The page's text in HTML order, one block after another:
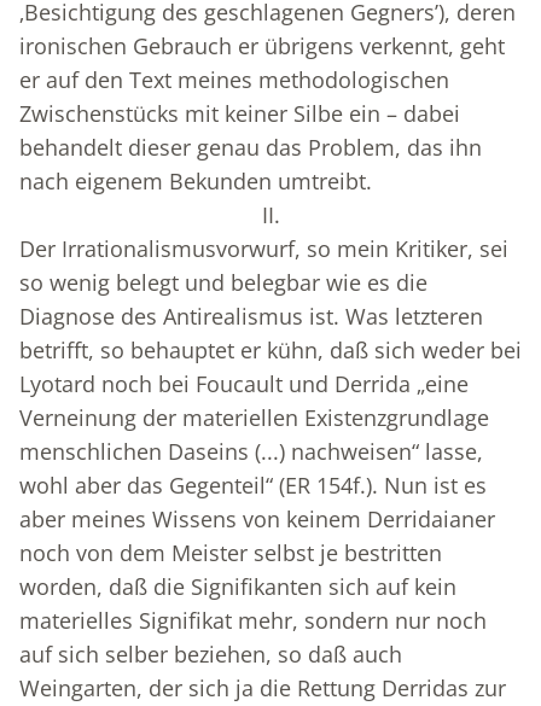
‚Besichtigung des geschlagenen Gegners’), deren
ironischen Gebrauch er übrigens verkennt, geht
er auf den Text meines methodologischen
Zwischenstücks mit keiner Silbe ein – dabei
behandelt dieser genau das Problem, das ihn
nach eigenem Bekunden umtreibt.
II.
Der Irrationalismusvorwurf, so mein Kritiker, sei
so wenig belegt und belegbar wie es die
Diagnose des Antirealismus ist. Was letzteren
betrifft, so behauptet er kühn, daß sich weder bei
Lyotard noch bei Foucault und Derrida „eine
Verneinung der materiellen Existenzgrundlage
menschlichen Daseins (...) nachweisen“ lasse,
wohl aber das Gegenteil“ (ER 154f.). Nun ist es
aber meines Wissens von keinem Derridaianer
noch von dem Meister selbst je bestritten
worden, daß die Signifikanten sich auf kein
materielles Signifikat mehr, sondern nur noch
auf sich selber beziehen, so daß auch
Weingarten, der sich ja die Rettung Derridas zur